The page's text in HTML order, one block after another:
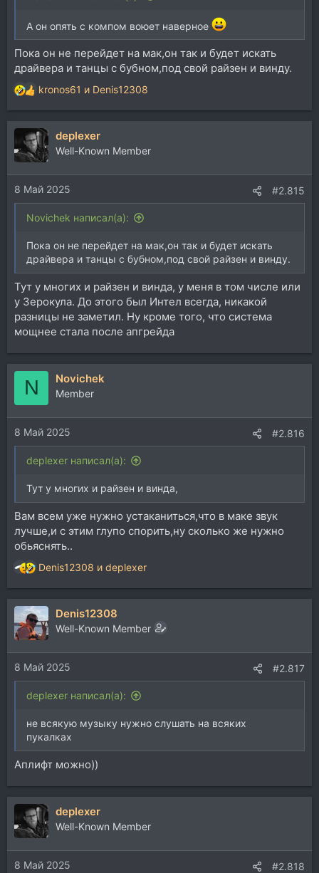
А он опять с компом воюет наверное
Пока он не перейдет на мак,он так и будет искать
драйвера и танцы с бубном,под свой райзен и винду.
Р
е
а
ц
и
и
:
kronos61 и Denis12308
deplexer
Well-Known Member
8 Май 2025 #2.815
Novichek написал(а):
Пока он не перейдет на мак,он так и будет искать
драйвера и танцы с бубном,под свой райзен и винду.
Тут у многих и райзен и винда, у меня в том числе или
у Зерокула. До этого был Интел всегда, никакой
разницы не заметил. Ну кроме того, что система
мощнее стала после апгрейда
N Novichek
Member
8 Май 2025 #2.816
deplexer написал(а):
Тут у многих и райзен и винда,
Вам всем уже нужно устаканиться,что в маке звук
лучше,и с этим глупо спорить,ну сколько же нужно
обьяснять..
Р
е
а
к
ц
и
и
:
Denis12308 и deplexer
Denis12308
Well-Known Member
8 Май 2025 #2.817
deplexer написал(а):
не всякую музыку нужно слушать на всяких
пукалках
Аплифт можно))
deplexer
Well-Known Member
8 Май 2025 #2.818